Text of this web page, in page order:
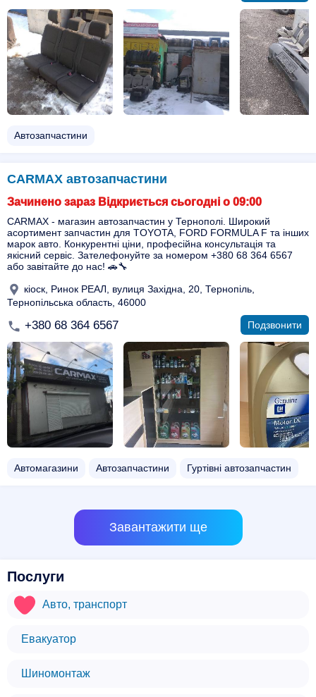
Автозапчастини
CARMAX автозапчастини
Зачинено зараз Відкриється сьогодні о 09:00
CARMAX - магазин автозапчастин у Тернополі. Широкий
асортимент запчастин для TOYOTA, FORD FORMULA F та інших
марок авто. Конкурентні ціни, професійна консультація та
якісний сервіс. Зателефонуйте за номером +380 68 364 6567
або завітайте до нас! 🚗🔧
кіоск, Ринок РЕАЛ, вулиця Західна, 20, Тернопіль,
Тернопільська область, 46000
+380 68 364 6567 Подзвонити
Автомагазини Автозапчастини Гуртівні автозапчастин
Завантажити ще
Послуги
Авто, транспорт
Евакуатор
Шиномонтаж